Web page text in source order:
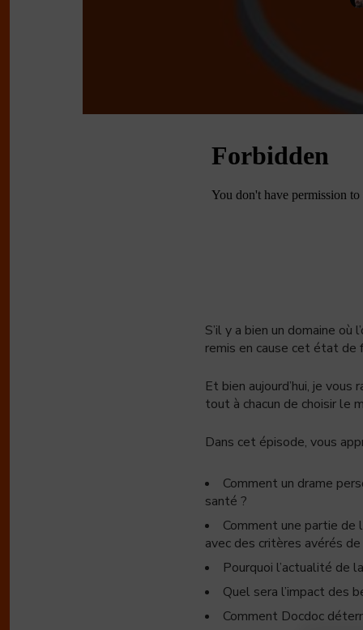
S’il y a bien un domaine
remis en cause cet état de
Et bien aujourd’hui, je
tout à chacun de choisir le
Dans cet épisode, vous
Comment un drame
santé ?
Comment une partie de
avec des critères avérés
Pourquoi l’actualité de
Quel sera l’impact des
Comment Docdoc